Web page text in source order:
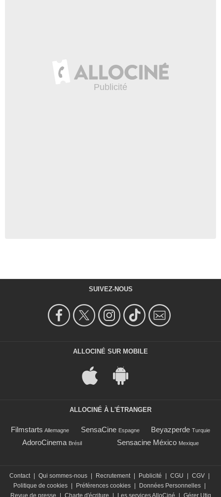
SUIVEZ-NOUS
ALLOCINÉ SUR MOBILE
ALLOCINÉ À L'ÉTRANGER
Filmstarts Allemagne SensaCine Espagne Beyazperde Turquie
AdoroCinema Brésil Sensacine México Mexique
Contact Qui sommes-nous Recrutement Publicité CGU CGV
Politique de cookies
Préférences cookies Données Personnelles